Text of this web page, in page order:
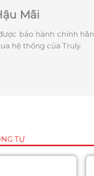
Mãi
bảo hành chính
hệ thống của Truly.
TỰ